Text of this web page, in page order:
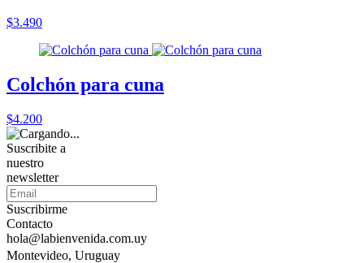
$3.490
Colchón para cuna
$4.200
Suscribite a
nuestro
newsletter
Suscribirme
Contacto
hola@labienvenida.com.uy
Montevideo, Uruguay